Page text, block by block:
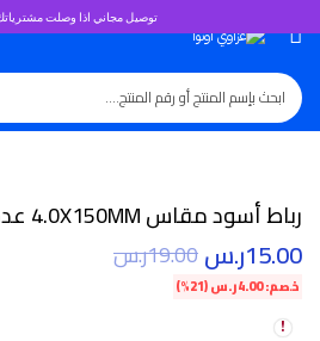
توصيل مجاني اذا وصلت مشترياتك 299
رباط أسود مقاس 4.0X150MM عدد 100
15.00ر.س19.00ر.س
خصم:4.00ر.س(21%)